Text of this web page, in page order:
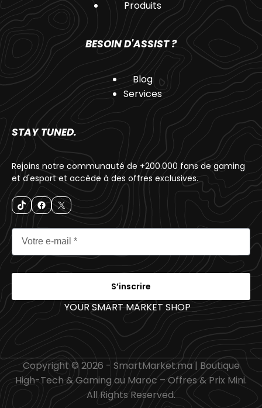
Produits
BESOIN D'ASSIST ?
Blog
Services
STAY TUNED.
Rejoins notre communauté de +200.000 fans de gaming
et d'esport et accède à des offres exclusives.
S’inscrire
YOUR SMART MARKET SHOP _
Copyright © 2026 - SmartMarket.ma | Boutique
High-Tech & Gaming au Maroc – Offres & Prix Mini.
All Rights Reserved.